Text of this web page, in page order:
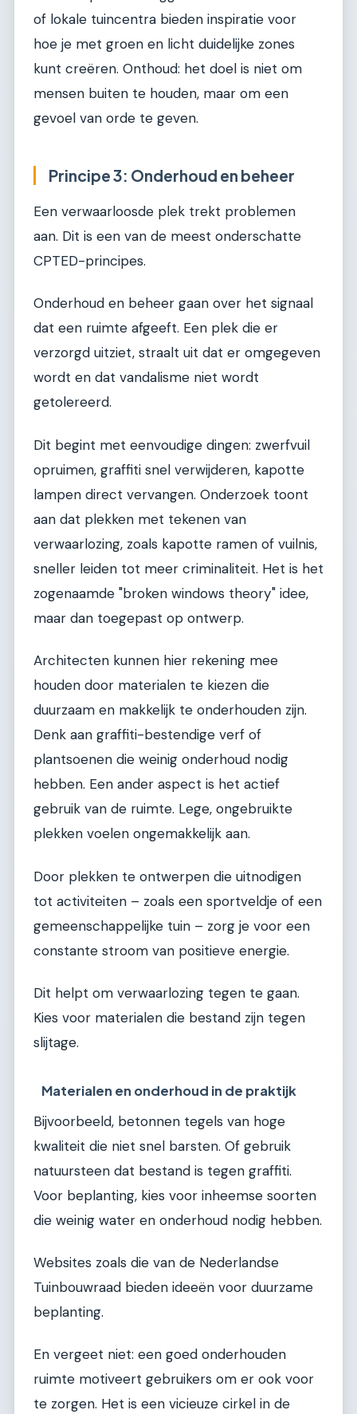
of lokale tuincentra bieden inspiratie voor
hoe je met groen en licht duidelijke zones
kunt creëren. Onthoud: het doel is niet om
mensen buiten te houden, maar om een
gevoel van orde te geven.
Principe 3: Onderhoud en beheer
Een verwaarloosde plek trekt problemen
aan. Dit is een van de meest onderschatte
CPTED-principes.
Onderhoud en beheer gaan over het signaal
dat een ruimte afgeeft. Een plek die er
verzorgd uitziet, straalt uit dat er omgegeven
wordt en dat vandalisme niet wordt
getolereerd.
Dit begint met eenvoudige dingen: zwerfvuil
opruimen, graffiti snel verwijderen, kapotte
lampen direct vervangen. Onderzoek toont
aan dat plekken met tekenen van
verwaarlozing, zoals kapotte ramen of vuilnis,
sneller leiden tot meer criminaliteit. Het is het
zogenaamde "broken windows theory" idee,
maar dan toegepast op ontwerp.
Architecten kunnen hier rekening mee
houden door materialen te kiezen die
duurzaam en makkelijk te onderhouden zijn.
Denk aan graffiti-bestendige verf of
plantsoenen die weinig onderhoud nodig
hebben. Een ander aspect is het actief
gebruik van de ruimte. Lege, ongebruikte
plekken voelen ongemakkelijk aan.
Door plekken te ontwerpen die uitnodigen
tot activiteiten – zoals een sportveldje of een
gemeenschappelijke tuin – zorg je voor een
constante stroom van positieve energie.
Dit helpt om verwaarlozing tegen te gaan.
Kies voor materialen die bestand zijn tegen
slijtage.
Materialen en onderhoud in de praktijk
Bijvoorbeeld, betonnen tegels van hoge
kwaliteit die niet snel barsten. Of gebruik
natuursteen dat bestand is tegen graffiti.
Voor beplanting, kies voor inheemse soorten
die weinig water en onderhoud nodig hebben.
Websites zoals die van de Nederlandse
Tuinbouwraad bieden ideeën voor duurzame
beplanting.
En vergeet niet: een goed onderhouden
ruimte motiveert gebruikers om er ook voor
te zorgen. Het is een vicieuze cirkel in de